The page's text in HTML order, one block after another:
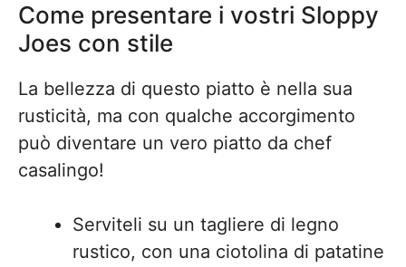
Come presentare i vostri Sloppy
Joes con stile
La bellezza di questo piatto è nella sua
rusticità, ma con qualche accorgimento
può diventare un vero piatto da chef
casalingo!
Serviteli su un tagliere di legno
rustico, con una ciotolina di patatine